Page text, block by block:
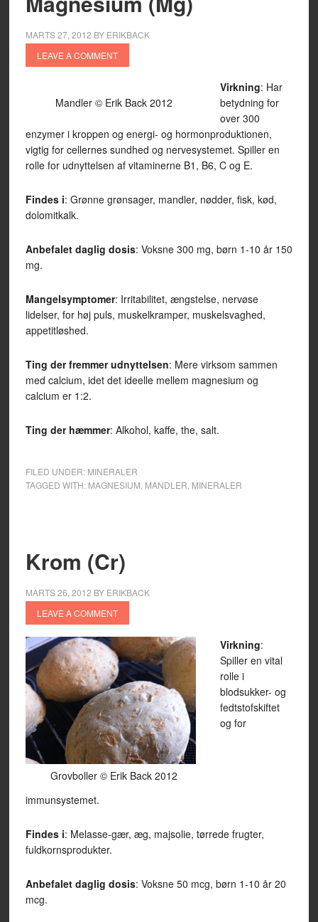
MARTS 27, 2012 BY ERIKBACK
LEAVE A COMMENT
Mandler © Erik Back 2012
Virkning: Har
betydning for
over 300
enzymer i kroppen og energi- og hormonproduktionen,
vigtig for cellernes sundhed og nervesystemet. Spiller en
rolle for udnyttelsen af vitaminerne B1, B6, C og E.
Findes i: Grønne grønsager, mandler, nødder, fisk, kød,
dolomitkalk.
Anbefalet daglig dosis: Voksne 300 mg, børn 1-10 år 150
mg.
Mangelsymptomer: Irritabilitet, ængstelse, nervøse
lidelser, for høj puls, muskelkramper, muskelsvaghed,
appetitløshed.
Ting der fremmer udnyttelsen: Mere virksom sammen
med calcium, idet det ideelle mellem magnesium og
calcium er 1:2.
Ting der hæmmer: Alkohol, kaffe, the, salt.
FILED UNDER: MINERALER
TAGGED WITH: MAGNESIUM MANDLER MINERALER
Krom (Cr)
MARTS 26, 2012 BY ERIKBACK
LEAVE A COMMENT
Grovboller © Erik Back 2012
Virkning:
Spiller en vital
rolle i
blodsukker- og
fedtstofskiftet
og for
immunsystemet.
Findes i: Melasse-gær, æg, majsolie, tørrede frugter,
fuldkornsprodukter.
Anbefalet daglig dosis: Voksne 50 mcg, børn 1-10 år 20
mcg.